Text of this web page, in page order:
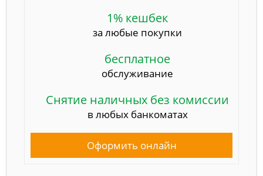
1% кешбек
за любые покупки
бесплатное
обслуживание
Снятие наличных без комиссии
в любых банкоматах
Оформить онлайн